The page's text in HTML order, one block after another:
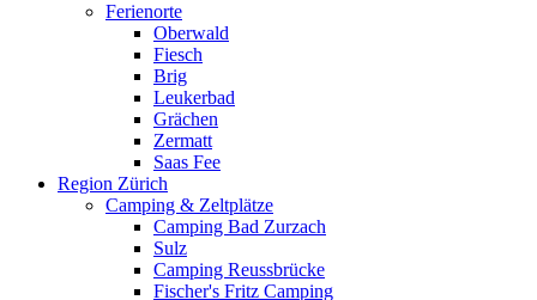
Ferienorte
Oberwald
Fiesch
Brig
Leukerbad
Grächen
Zermatt
Saas Fee
Region Zürich
Camping & Zeltplätze
Camping Bad Zurzach
Sulz
Camping Reussbrücke
Fischer's Fritz Camping